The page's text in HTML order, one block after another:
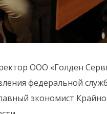
ООО «Голден
федеральной
экономист